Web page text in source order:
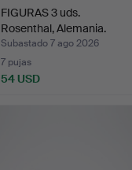
FIGURAS 3 uds.
Rosenthal, Alemania.
Subastado 7 ago 2026
7 pujas
54 USD